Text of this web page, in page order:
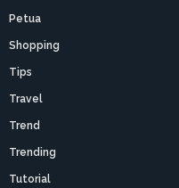
Petua
Shopping
Tips
Travel
Trend
Trending
Tutorial